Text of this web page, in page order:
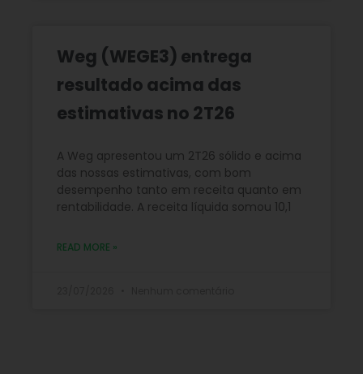
Weg (WEGE3) entrega
resultado acima das
estimativas no 2T26
A Weg apresentou um 2T26 sólido e acima
das nossas estimativas, com bom
desempenho tanto em receita quanto em
rentabilidade. A receita líquida somou 10,1
READ MORE »